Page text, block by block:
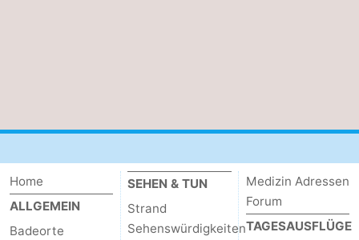
Home
ALLGEMEIN
Badeorte
SEHEN & TUN
Strand
Sehenswürdigkeiten
Medizin Adressen
Forum
TAGESAUSFLÜGE